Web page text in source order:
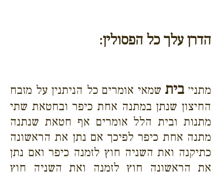
הדרן עלך כל הפסולין:
מתני׳בית שמאי אומרים כל הניתנין על מזבח
החיצון שנתן במתנה אחת כיפר ובחטאת שתי
מתנות ובית הלל אומרים אף חטאת שנתנה
מתנה אחת כיפר לפיכך אם נתן את הראשונה
כתיקנה ואת השניה חוץ לזמנה כיפר ואם נתן
את הראשונה חוץ לזמנה ואת השניה חוץ